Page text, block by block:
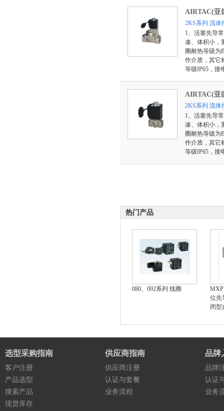
AIRTAC(亚
2KS系列 流体
1、活塞先导
凑、体积小，
圈耐热等级为
作介质，其它
等级IP65，接
AIRTAC(亚
2KS系列 流体
1、活塞先导
凑、体积小，
圈耐热等级为
作介质，其它
等级IP65，接
热门产品
080、092系列 线圈
位先
闭型)
选型采购指南
客户注册
产品选型
搜索产品
现货库存
供应商指南
供应商注册
认证与套餐
业务流程
品牌
品牌
认证
业务